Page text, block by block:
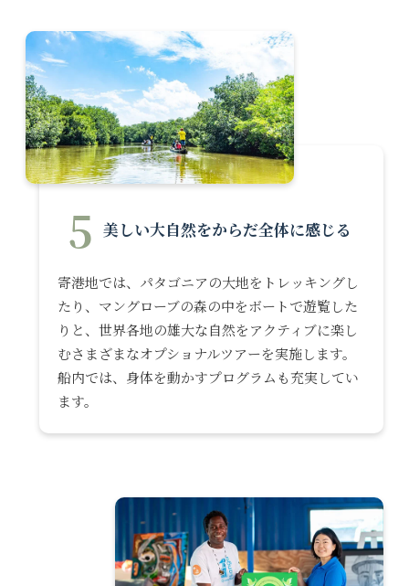
5 美しい大自然をからだ全体に感じる
寄港地では、パタゴニアの大地をトレッキングし
たり、マングローブの森の中をボートで遊覧した
りと、世界各地の雄大な自然をアクティブに楽し
むさまざまなオプショナルツアーを実施します。
船内では、身体を動かすプログラムも充実してい
ます。